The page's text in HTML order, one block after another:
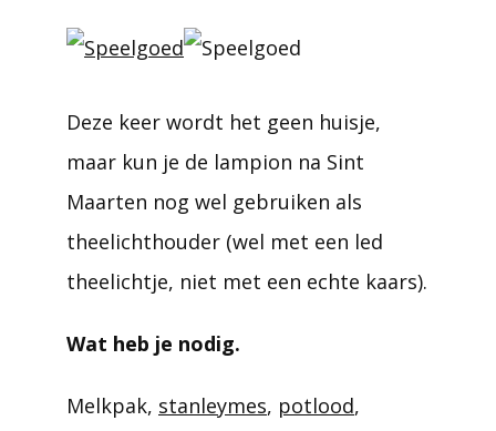
Deze keer wordt het geen huisje,
maar kun je de lampion na Sint
Maarten nog wel gebruiken als
theelichthouder (wel met een led
theelichtje, niet met een echte kaars).
Wat heb je nodig.
Melkpak, stanleymes, potlood,